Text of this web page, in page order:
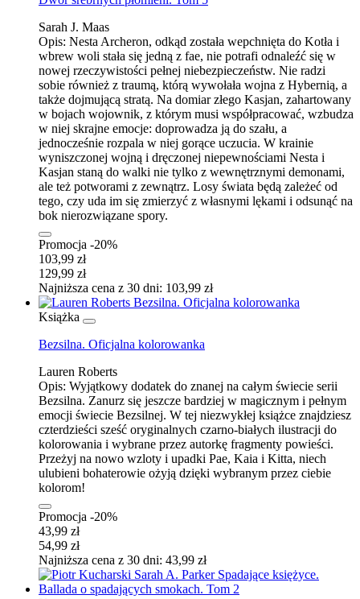
Sarah J. Maas
Opis: Nesta Archeron, odkąd została wepchnięta do Kotła i
wbrew woli stała się jedną z fae, nie potrafi odnaleźć się w
nowej rzeczywistości pełnej niebezpieczeństw. Nie radzi
sobie również z traumą, którą wywołała wojna z Hybernią, a
także dojmującą stratą. Na domiar złego Kasjan, zahartowany
w bojach wojownik, z którym musi współpracować, wzbudza
w niej skrajne emocje: doprowadza ją do szału, a
jednocześnie rozpala w niej gorące uczucia. W krainie
wyniszczonej wojną i dręczonej niepewnościami Nesta i
Kasjan staną do walki nie tylko z wewnętrznymi demonami,
ale też potworami z zewnątrz. Losy świata będą zależeć od
tego, czy uda im się zmie­rzyć z własnymi lękami i odsunąć na
bok nierozwiązane spory.
Promocja -20%
103,99 zł
129,99 zł
Najniższa cena z 30 dni: 103,99 zł
Książka
Bezsilna. Oficjalna kolorowanka
Lauren Roberts
Opis: Wyjątkowy dodatek do znanej na całym świecie serii
Bezsilna. Zanurz się jeszcze bardziej w magicznym i pełnym
emocji świecie Bezsilnej. W tej niezwykłej książce znajdziesz
czterdzieści sześć oryginalnych czarno-białych ilustracji do
kolorowania i wybrane przez autorkę fragmenty powieści.
Przeżyj na nowo wzloty i upadki Pae, Kaia i Kitta, niech
ulubieni bohaterowie ożyją dzięki wybranym przez ciebie
kolorom!
Promocja -20%
43,99 zł
54,99 zł
Najniższa cena z 30 dni: 43,99 zł